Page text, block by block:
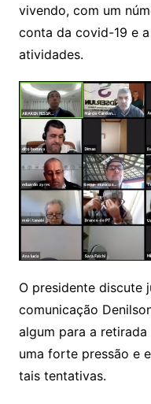
vivendo, com um
conta da covid-19 e
atividades.
O presidente discute
comunicação
algum para a
uma forte pressão e
tais tentativas.